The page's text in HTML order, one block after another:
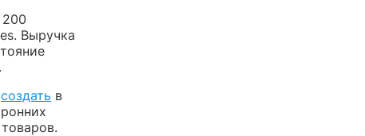
200
Выручка
создать в